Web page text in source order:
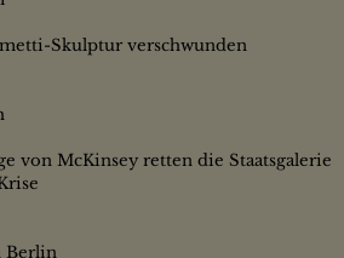
Skulptur verschwunden
von McKinsey retten die Staatsgalerie
Berlin